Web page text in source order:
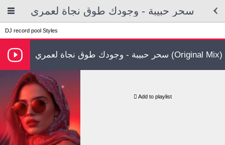
سحر حبيبة - وجودك طوق نجاة لعمري
DJ record pool Styles
سحر حبيبة - وجودك طوق نجاة لعمري (Original Mix)
Add to playlist